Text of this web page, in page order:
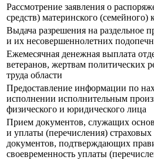
Рассмотрение заявления о
средств) материнского (семейного)
Выдача разрешения на раздельное
и их несовершеннолетних
Ежемесячная денежная выплата
ветеранов, жертвам политических
труда области
Предоставление информации по
исполнении исполнительным
физического и юридического лица
Прием документов, служащих
и уплаты (перечисления) страховых
документов, подтверждающих
своевременность уплаты